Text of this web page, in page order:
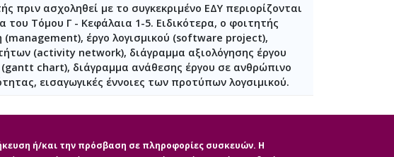
πριν ασχοληθεί με το συγκεκριμένο ΕΔΥ περιορίζονται
του Τόμου Γ - Κεφάλαια 1-5. Ειδικότερα, ο φοιτητής
(management), έργο λογισμικού (software project),
(activity network), διάγραμμα αξιολόγησης έργου
chart), διάγραμμα ανάθεσης έργου σε ανθρώπινο
εισαγωγικές έννοιες των προτύπων λογσιμικού.
ή/και την πρόσβαση σε πληροφορίες συσκευών. Η